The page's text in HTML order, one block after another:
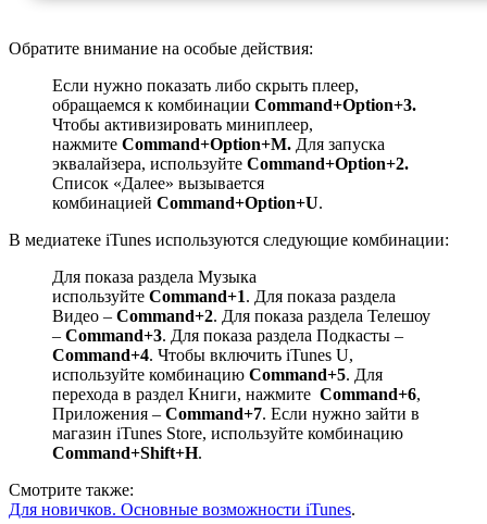
Обратите внимание на особые действия:
Если нужно показать либо скрыть плеер,
обращаемся к комбинации Command+Option+3.
Чтобы активизировать миниплеер,
нажмите Command+Option+M. Для запуска
эквалайзера, используйте Command+Option+2.
Список «Далее» вызывается
комбинацией Command+Option+U.
В медиатеке iTunes используются следующие комбинации:
Для показа раздела Музыка
используйте Command+1. Для показа раздела
Видео – Command+2. Для показа раздела Телешоу
– Command+3. Для показа раздела Подкасты –
Command+4. Чтобы включить iTunes U,
используйте комбинацию Command+5. Для
перехода в раздел Книги, нажмите Command+6,
Приложения – Command+7. Если нужно зайти в
магазин iTunes Store, используйте комбинацию
Command+Shift+H.
Смотрите также:
Для новичков. Основные возможности iTunes.